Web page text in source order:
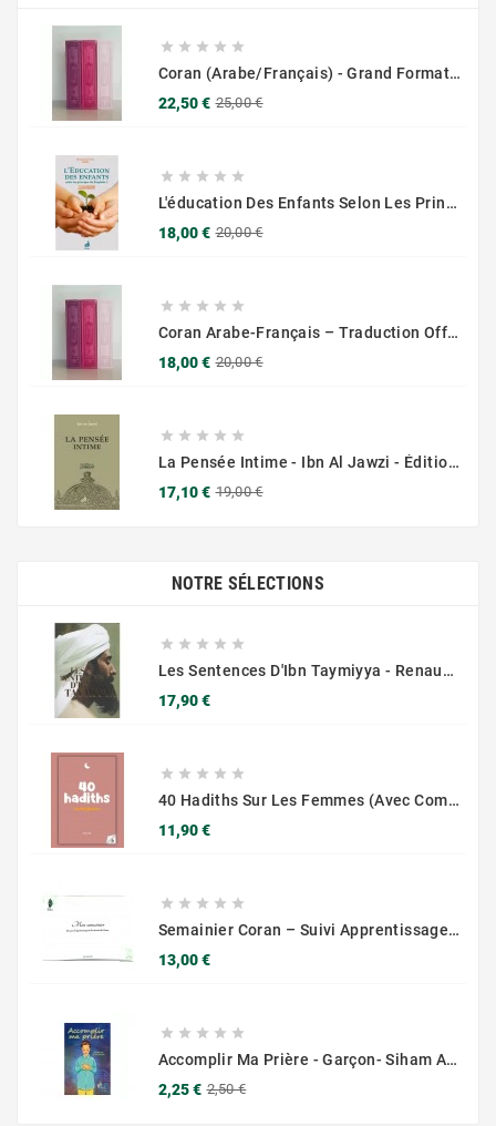
    
Coran (Arabe/Français) - Grand Format 17x25 - Couverture Daim - Pages Dorées
22,50 € 25,00 €
    
L'éducation Des Enfants Selon Les Principes Du Prophète Sws
18,00 € 20,00 €
    
Coran Arabe-Français – Traduction Officielle (14x20 Cm ) – Couverture Daim Luxees Dorées
18,00 € 20,00 €
    
La Pensée Intime - Ibn Al Jawzi - Éditions Chama (Al Azhar)
17,10 € 19,00 €
NOTRE SÉLECTIONS
    
Les Sentences D'Ibn Taymiyya - Renaud Kingler - Sarrazins
17,90 €Prix
    
40 Hadiths Sur Les Femmes (avec Commentaires) – Anissa Editions
11,90 €Prix
    
Semainier Coran – Suivi Apprentissage & Révision
13,00 €Prix
    
Accomplir Ma Prière - Garçon- Siham ANDALOUCI - Éditions Chama (Al Azhar)
2,25 € 2,50 €